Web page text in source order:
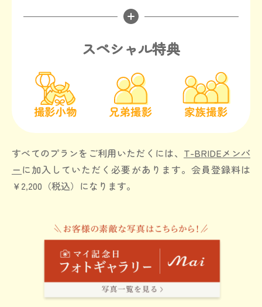
スペシャル特典
すべてのプランをご利用いただくには、 T-BRIDEメンバ
ー に加入していただく必要があります。 会員登録料は
￥2,200（税込）になります。